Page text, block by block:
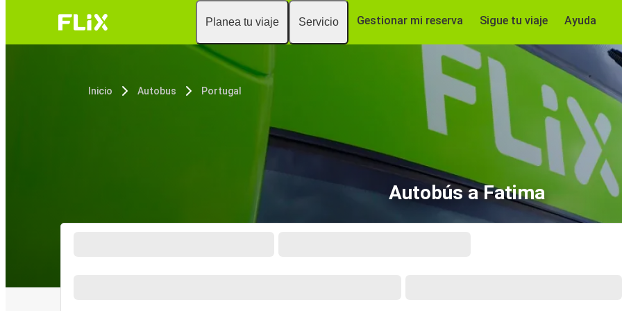
Planea tu viaje Servicio Gestionar mi reserva Sigue tu viaje Ayuda
Inicio Autobus Portugal
Autobús a Fatima